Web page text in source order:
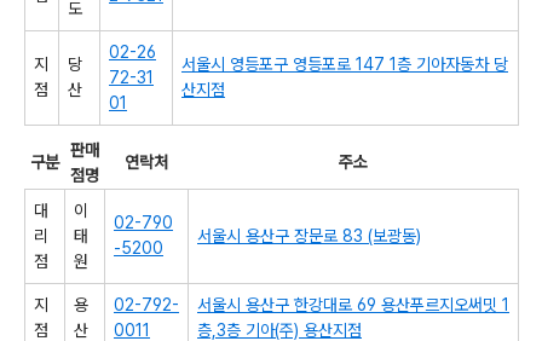
도
지
점
당
산
02-26
72-31
01
서울시 영등포구 영등포로 147 1층 기아자동차 당
산지점
구분
판매
점명
연락처 주소
대
리
점
이
태
원
02-790
-5200
서울시 용산구 장문로 83 (보광동)
지
점
용
산
02-792-
0011
서울시 용산구 한강대로 69 용산푸르지오써밋 1
층,3층 기아(주) 용산지점